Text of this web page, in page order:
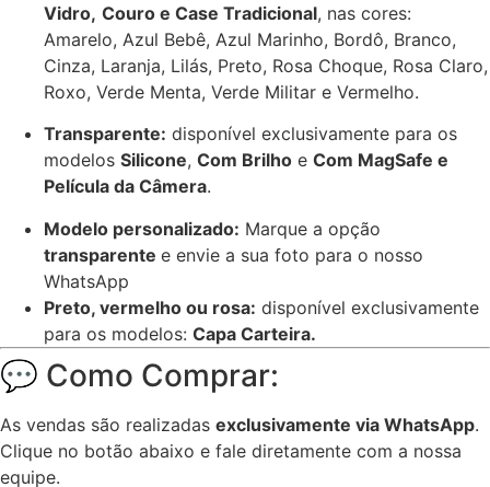
Vidro, Couro e Case Tradicional, nas cores:
Amarelo, Azul Bebê, Azul Marinho, Bordô, Branco,
Cinza, Laranja, Lilás, Preto, Rosa Choque, Rosa Claro,
Roxo, Verde Menta, Verde Militar e Vermelho.
Transparente: disponível exclusivamente para os
modelos Silicone, Com Brilho e Com MagSafe e
Película da Câmera.
Modelo personalizado: Marque a opção
transparente e envie a sua foto para o nosso
WhatsApp
Preto, vermelho ou rosa: disponível exclusivamente
para os modelos: Capa Carteira.
💬 Como Comprar:
As vendas são realizadas exclusivamente via WhatsApp.
Clique no botão abaixo e fale diretamente com a nossa
equipe.